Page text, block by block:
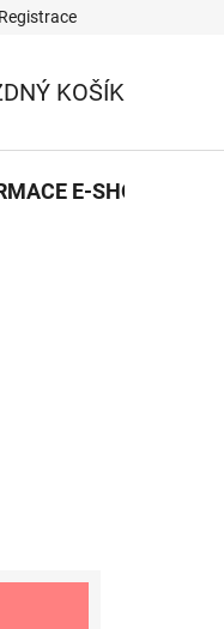
PODMÍNKY
Registrace
KOŠÍK
E-SHOPU